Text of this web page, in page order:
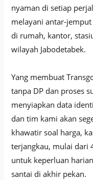
nyaman di setiap
melayani antar-
di rumah, kantor,
wilayah Jabodetabek.
Yang membuat
tanpa DP dan proses
menyiapkan data
dan tim kami akan
khawatir soal harga,
terjangkau, mulai dari
untuk keperluan
santai di akhir pekan.